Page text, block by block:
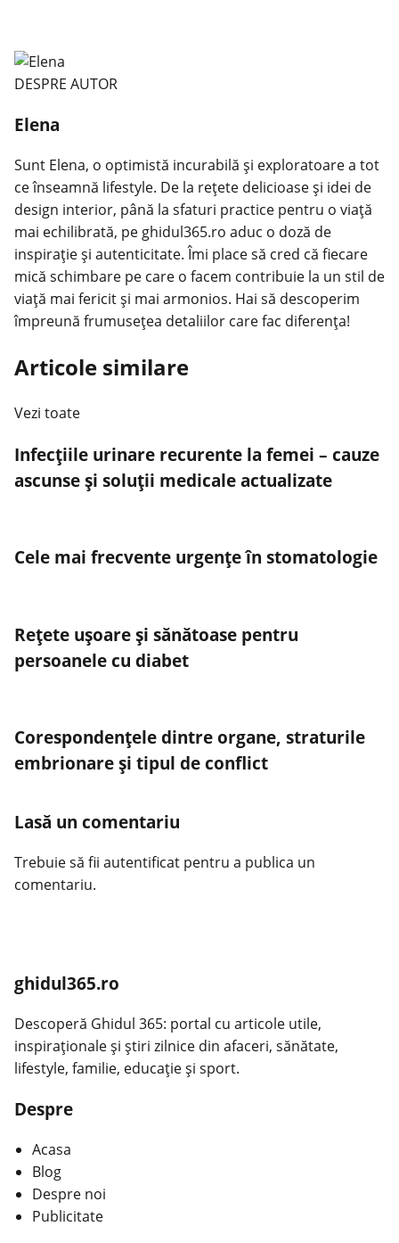
DESPRE AUTOR
Elena
Sunt Elena, o optimistă incurabilă și exploratoare a tot
ce înseamnă lifestyle. De la rețete delicioase și idei de
design interior, până la sfaturi practice pentru o viață
mai echilibrată, pe ghidul365.ro aduc o doză de
inspirație și autenticitate. Îmi place să cred că fiecare
mică schimbare pe care o facem contribuie la un stil de
viață mai fericit și mai armonios. Hai să descoperim
împreună frumusețea detaliilor care fac diferența!
Articole similare
Vezi toate
Infecțiile urinare recurente la femei – cauze
ascunse și soluții medicale actualizate
Cele mai frecvente urgențe în stomatologie
Rețete ușoare și sănătoase pentru
persoanele cu diabet
Corespondențele dintre organe, straturile
embrionare și tipul de conflict
Lasă un comentariu
Trebuie să fii autentificat pentru a publica un
comentariu.
ghidul365.ro
Descoperă Ghidul 365: portal cu articole utile,
inspiraționale și știri zilnice din afaceri, sănătate,
lifestyle, familie, educație și sport.
Despre
Acasa
Blog
Despre noi
Publicitate